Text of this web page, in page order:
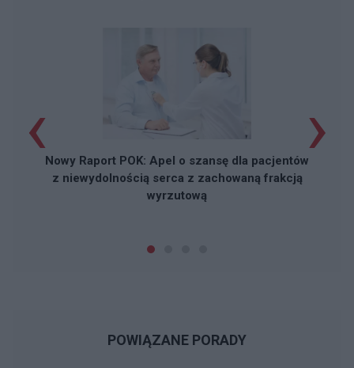
Nowy Raport POK: Apel o szansę dla pacjentów
z niewydolnością serca z zachowaną frakcją
wyrzutową
‹ ›
POWIĄZANE PORADY